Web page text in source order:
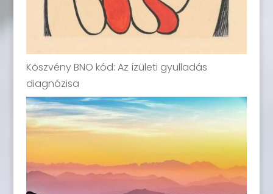
Köszvény BNO kód: Az ízületi gyulladás
diagnózisa